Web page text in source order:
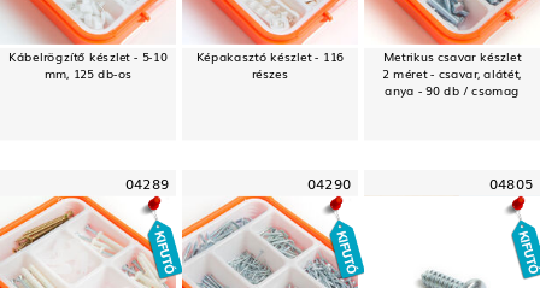
Kábelrögzítő készlet - 5-10
mm, 125 db-os
Képakasztó készlet - 116
részes
Metrikus csavar készlet
2 méret - csavar, alátét,
anya - 90 db / csomag
04289 04290 04805